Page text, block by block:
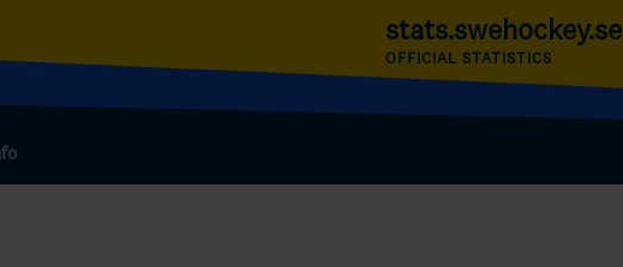
stats.swehockey.se
OFFICIAL STATISTICS